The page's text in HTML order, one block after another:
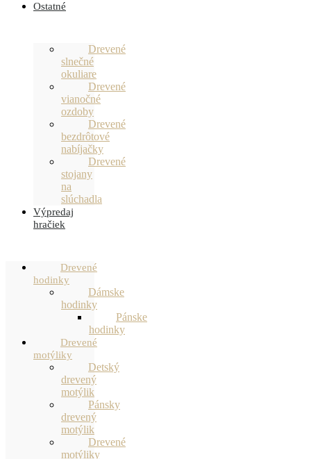
Ostatné
Drevené
slnečné
okuliare
Drevené
vianočné
ozdoby
Drevené
bezdrôtové
nabíjačky
Drevené
stojany
na
slúchadla
Výpredaj
hračiek
Drevené
hodinky
Dámske
hodinky
Pánske
hodinky
Drevené
motýliky
Detský
drevený
motýlik
Pánsky
drevený
motýlik
Drevené
motýliky